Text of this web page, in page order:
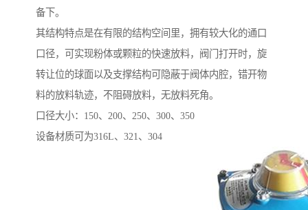
备下。
其结构特点是在有限的结构空间里，拥有较大化的通口
口径，可实现粉体或颗粒的快速放料，阀门打开时，旋
转让位的球面以及支撑结构可隐蔽于阀体内腔，错开物
料的放料轨迹，不阻碍放料，无放料死角。
口径大小：150、200、250、300、350
设备材质可为316L、321、304